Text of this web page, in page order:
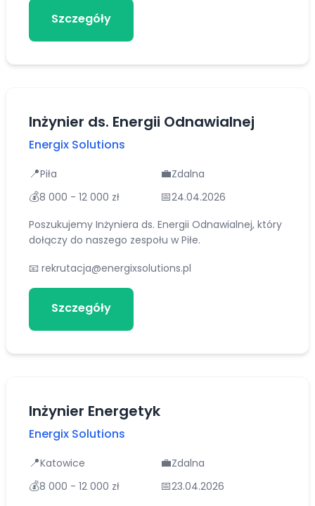
Szczegóły
Inżynier ds. Energii Odnawialnej
Energix Solutions
📍Piła 💼Zdalna
💰8 000 - 12 000 zł 📅24.04.2026
Poszukujemy Inżyniera ds. Energii Odnawialnej, który
dołączy do naszego zespołu w Piłe.
📧 rekrutacja@energixsolutions.pl
Szczegóły
Inżynier Energetyk
Energix Solutions
📍Katowice 💼Zdalna
💰8 000 - 12 000 zł 📅23.04.2026